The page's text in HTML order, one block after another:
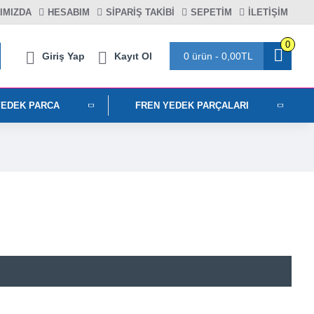
HESABIM SIPARIŞ TAKIBI SEPETIM İLETİŞİM
Giriş Yap Kayıt Ol 0 ürün - 0,00TL
0
PARCA FREN YEDEK PARÇALARI